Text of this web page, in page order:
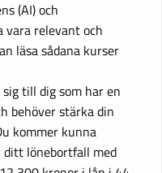
(AI) och
relevant och
läsa sådana kurser
till dig som har en
behöver stärka din
kommer kunna
ditt lönebortfall med